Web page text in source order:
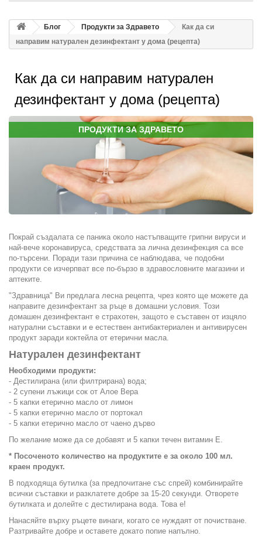
Блог Продукти за Здравето
Как да си
направим натурален дезинфектант у дома (рецепта)
Как да си направим натурален
дезинфектант у дома (рецепта)
ПРОДУКТИ ЗА ЗДРАВЕТО
Покрай създалата се паника около настъпващите грипни вируси и
най-вече коронавируса, средствата за лична дезинфекция са все
по-търсени. Поради тази причина се наблюдава, че подобни
продукти се изчерпват все по-бързо в здравословните магазини и
аптеките.
"Здравница" Ви предлага лесна рецепта, чрез която ще можете да
направите дезинфектант за ръце в домашни условия. Този
домашен дезинфектант е страхотен, защото е съставен от изцяло
натурални съставки и е естествен антибактериален и антивирусен
продукт заради коктейла от етерични масла.
Натурален дезинфектант
Необходими продукти:
- Дестилирана (или филтрирана) вода;
- 2 супени лъжици сок от Алое Вера
- 5 капки етерично масло от лимон
- 5 капки етерично масло от портокал
- 5 капки етерично масло от чаено дърво
По желание може да се добавят и 5 капки течен витамин Е.
* Посоченото количество на продуктите е за около 100 мл.
краен продукт.
В подходяща бутилка (за предпочитане със спрей) комбинирайте
всички съставки и разклатете добре за 15-20 секунди. Отворете
бутилката и долейте с дестилирана вода. Това е!
Нанасяйте върху ръцете винаги, когато се нуждаят от почистване.
Разтривайте добре и оставете докато попие напълно.